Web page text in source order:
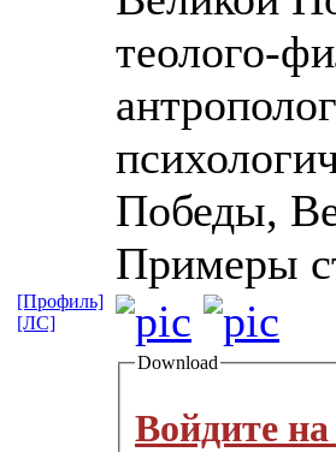
теолого-
Победы,
Примеры
Download
Войдите на
[Профиль]
[ЛС]